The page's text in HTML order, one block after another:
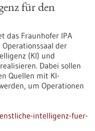
für den
das Fraunhofer IPA
der
(KI) und
Dabei sollen
Quellen mit KI-
um Operationen
intelligenz-fuer-